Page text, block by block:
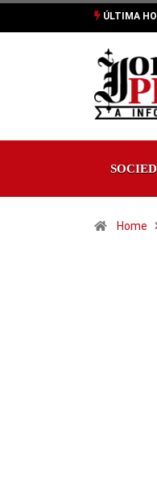
ÚLTIMA
Home